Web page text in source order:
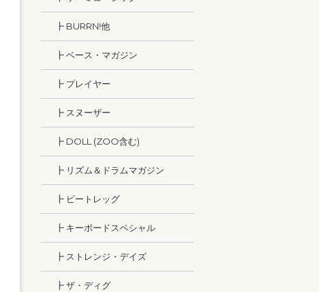
┣ BURRN!他
┣ ベース・マガジン
┣ プレイヤー
┣ スヌーザー
┣ DOLL (ZOO含む)
┣ リズム＆ドラムマガジン
┣ ビートレッグ
┣ キーボードスペシャル
┣ ストレンジ・デイズ
┣ ザ・ディグ